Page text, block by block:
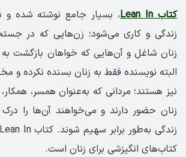
کتاب Lean In
، بسیار جامع نوشته شده و
زندگی و کاری می‌شود؛ زن‌هایی که در
زنان شاغل و آن‌هایی که خواهان بازگشت
البته نویسنده فقط به زنان بسنده نکرده و
نیز هستند؛ مردانی که به‌عنوان همسر، همکار،
زنان حضور دارند و می‌خواهند آن‌ها را
کتاب‌های انگیزشی برای زنان است.